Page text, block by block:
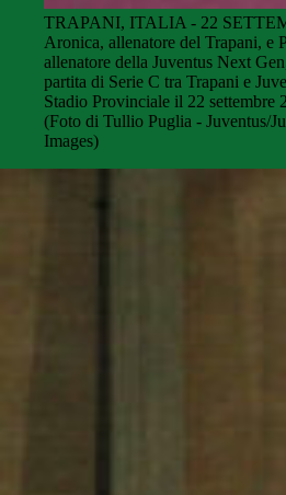
TRAPANI, ITALIA - 22
Aronica, allenatore del Trapani, e
allenatore della Juventus Next
partita di Serie C tra Trapani e
Stadio Provinciale il 22 settembre
(Foto di Tullio Puglia - Juventus/
Images)